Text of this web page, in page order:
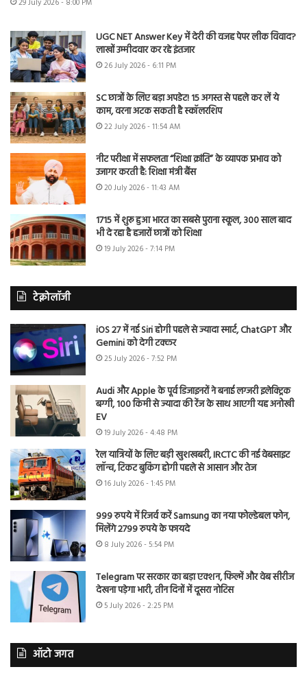
29 July 2026 - 8:00 PM
UGC NET Answer Key में देरी की वजह पेपर लीक विवाद?
लाखों उम्मीदवार कर रहे इंतजार
26 July 2026 - 6:11 PM
SC छात्रों के लिए बड़ा अपडेट! 15 अगस्त से पहले कर लें ये
काम, वरना अटक सकती है स्कॉलरशिप
22 July 2026 - 11:54 AM
नीट परीक्षा में सफलता “शिक्षा क्रांति” के व्यापक प्रभाव को
उजागर करती है: शिक्षा मंत्री बैंस
20 July 2026 - 11:43 AM
1715 में शुरू हुआ भारत का सबसे पुराना स्कूल, 300 साल बाद
भी दे रहा है हजारों छात्रों को शिक्षा
19 July 2026 - 7:14 PM
टेक्नोलॉजी
iOS 27 में नई Siri होगी पहले से ज्यादा स्मार्ट, ChatGPT और
Gemini को देगी टक्कर
25 July 2026 - 7:52 PM
Audi और Apple के पूर्व डिजाइनरों ने बनाई लग्जरी इलेक्ट्रिक
बग्गी, 100 किमी से ज्यादा की रेंज के साथ आएगी यह अनोखी
EV
19 July 2026 - 4:48 PM
रेल यात्रियों के लिए बड़ी खुशखबरी, IRCTC की नई वेबसाइट
लॉन्च, टिकट बुकिंग होगी पहले से आसान और तेज
16 July 2026 - 1:45 PM
999 रुपये में रिजर्व करें Samsung का नया फोल्डेबल फोन,
मिलेंगे 2799 रुपये के फायदे
8 July 2026 - 5:54 PM
Telegram पर सरकार का बड़ा एक्शन, फिल्में और वेब सीरीज
देखना पड़ेगा भारी, तीन दिनों में दूसरा नोटिस
5 July 2026 - 2:25 PM
ऑटो जगत